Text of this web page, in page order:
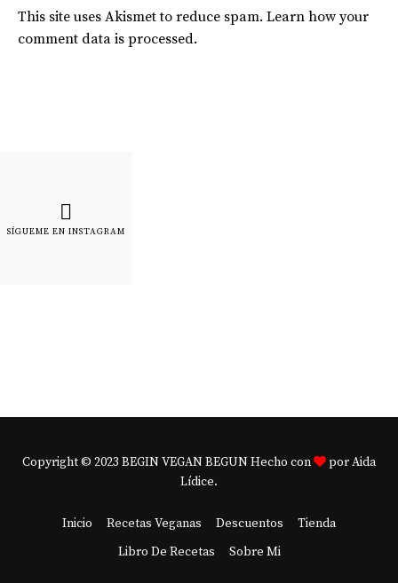
This site uses Akismet to reduce spam. Learn how your
comment data is processed.
SÍGUEME EN INSTAGRAM
Inicio Recetas Veganas Descuentos
Tienda
Libro De Recetas
Sobre Mi
Copyright © 2023 BEGIN VEGAN BEGUN Hecho con
por Aida
Lídice.